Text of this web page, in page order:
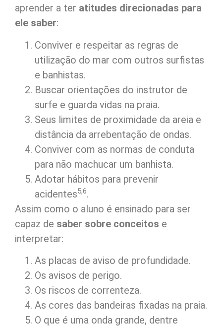
aprender a ter atitudes direcionadas para
ele saber:
Conviver e respeitar as regras de
utilização do mar com outros surfistas
e banhistas.
Buscar orientações do instrutor de
surfe e guarda vidas na praia.
Seus limites de proximidade da areia e
distância da arrebentação de ondas.
Conviver com as normas de conduta
para não machucar um banhista.
Adotar hábitos para prevenir
acidentes5,6.
Assim como o aluno é ensinado para ser
capaz de saber sobre conceitos e
interpretar:
As placas de aviso de profundidade.
Os avisos de perigo.
Os riscos de correnteza.
As cores das bandeiras fixadas na praia.
O que é uma onda grande, dentre